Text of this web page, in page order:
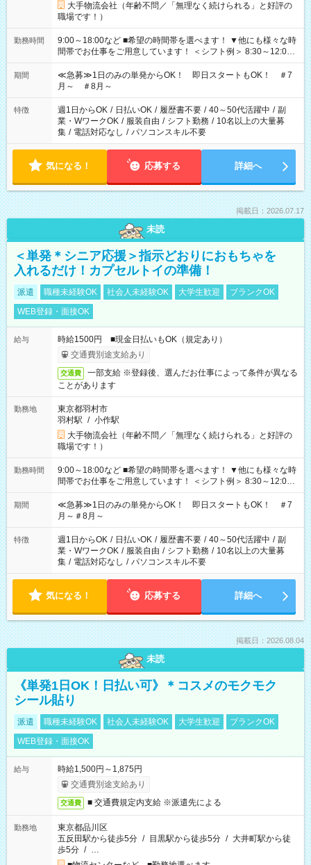
大手物流会社（年齢不問／「無理なく続けられる」と好評の
職場です！）
勤務時間
9:00～18:00など ■希望の時間帯を選べます！ ▼他にも様々な時
間帯でお仕事をご用意しています！ ＜シフト例＞ 8:30～12:00
17:00～22:00 13:00～22:00 22:00～翌6:00 など
期間
≪急募≫1日のみの単発からOK！ 即日スタートもOK！ ＃7
月～ ＃8月～
特徴 週1日からOK / 日払いOK / 履歴書不要 / 40～50代活躍中 / 副
業・WワークOK / 服装自由 / シフト勤務 / 10名以上の大量募
集 / 電話対応なし / パソコンスキル不要
気になる！ 応募する 詳細へ
掲載日：2026.07.17
未読
＜単発＊シニア応援＞指示どおりにおもちゃを
入れるだけ！カプセルトイの準備！
派遣 職種未経験OK 社会人未経験OK 大学生歓迎
ブランクOK
WEB登録・面接OK
給与
時給1500円 ■現金日払いもOK（規定あり）
交通費別途支給あり
交通費
一部支給 ※登録後、選んだお仕事によって条件が異なる
ことがあります
勤務地
東京都羽村市
羽村駅 / 小作駅
大手物流会社（年齢不問／「無理なく続けられる」と好評の
職場です！）
勤務時間
9:00～18:00など ■希望の時間帯を選べます！ ▼他にも様々な時
間帯でお仕事をご用意しています！ ＜シフト例＞ 8:30～12:00
17:00～22:00 13:00～22:00 22:00～翌6:00 など
期間
≪急募≫1日のみの単発からOK！ 即日スタートもOK！ ＃7
月～＃8月～
特徴 週1日からOK / 日払いOK / 履歴書不要 / 40～50代活躍中 / 副
業・WワークOK / 服装自由 / シフト勤務 / 10名以上の大量募
集 / 電話対応なし / パソコンスキル不要
気になる！ 応募する 詳細へ
掲載日：2026.08.04
未読
《単発1日OK！日払い可》＊コスメのモクモク
シール貼り
派遣 職種未経験OK 社会人未経験OK 大学生歓迎
ブランクOK
WEB登録・面接OK
給与
時給1,500円～1,875円
交通費別途支給あり
交通費 ■ 交通費規定内支給 ※派遣先による
勤務地
東京都品川区
五反田駅から徒歩5分 / 目黒駅から徒歩5分 / 大井町駅から徒
歩5分 / …